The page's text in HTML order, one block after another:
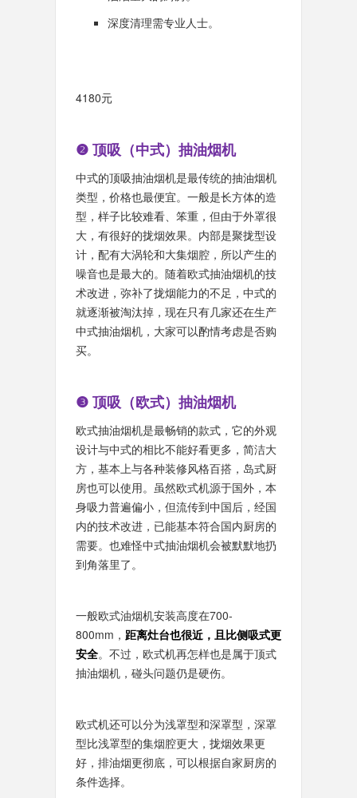
深度清理需专业人士。
4180元
❷ 顶吸（中式）抽油烟机
中式的顶吸抽油烟机是最传统的抽油烟机
类型，价格也最便宜。一般是长方体的造
型，样子比较难看、笨重，但由于外罩很
大，有很好的拢烟效果。内部是聚拢型设
计，配有大涡轮和大集烟腔，所以产生的
噪音也是最大的。随着欧式抽油烟机的技
术改进，弥补了拢烟能力的不足，中式的
就逐渐被淘汰掉，现在只有几家还在生产
中式抽油烟机，大家可以酌情考虑是否购
买。
❸ 顶吸（欧式）抽油烟机
欧式抽油烟机是最畅销的款式，它的外观
设计与中式的相比不能好看更多，简洁大
方，基本上与各种装修风格百搭，岛式厨
房也可以使用。虽然欧式机源于国外，本
身吸力普遍偏小，但流传到中国后，经国
内的技术改进，已能基本符合国内厨房的
需要。也难怪中式抽油烟机会被默默地扔
到角落里了。
一般欧式油烟机安装高度在700-
800mm， 距离灶台也很近，且比侧吸式更
安全。不过，欧式机再怎样也是属于顶式
抽油烟机，碰头问题仍是硬伤。
欧式机还可以分为浅罩型和深罩型，深罩
型比浅罩型的集烟腔更大，拢烟效果更
好，排油烟更彻底，可以根据自家厨房的
条件选择。